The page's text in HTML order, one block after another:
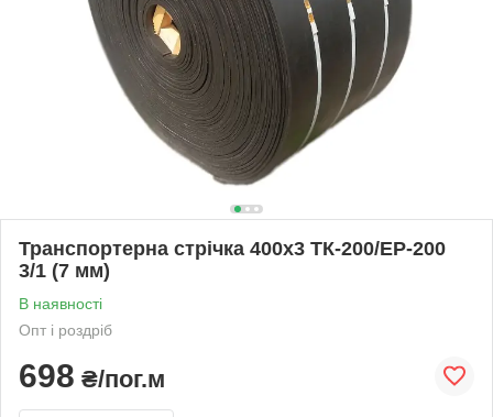
Транспортерна стрічка 400х3 ТК-200/ЕР-200
3/1 (7 мм)
В наявності
Опт і роздріб
698 ₴/пог.м